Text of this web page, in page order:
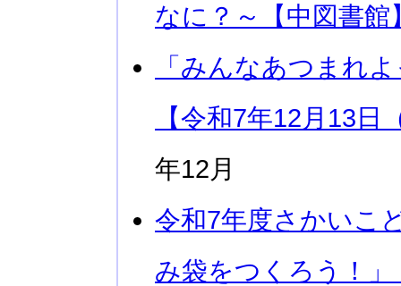
なに？～【中図書館
「みんなあつまれ
【令和7年12月13日
年12月
令和7年度さかいこ
み袋をつくろう！」